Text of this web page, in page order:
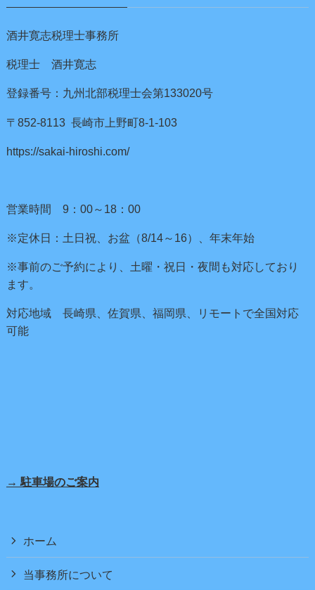
酒井寛志税理士事務所
税理士 酒井寛志
登録番号：九州北部税理士会第133020号
〒852-8113 長崎市上野町8-1-103
https://sakai-hiroshi.com/
営業時間 9：00～18：00
※定休日：土日祝、お盆（8/14～16）、年末年始
※事前のご予約により、土曜・祝日・夜間も対応しており
ます。
対応地域 長崎県、佐賀県、福岡県、リモートで全国対応
可能
→ 駐車場のご案内
ホーム
当事務所について